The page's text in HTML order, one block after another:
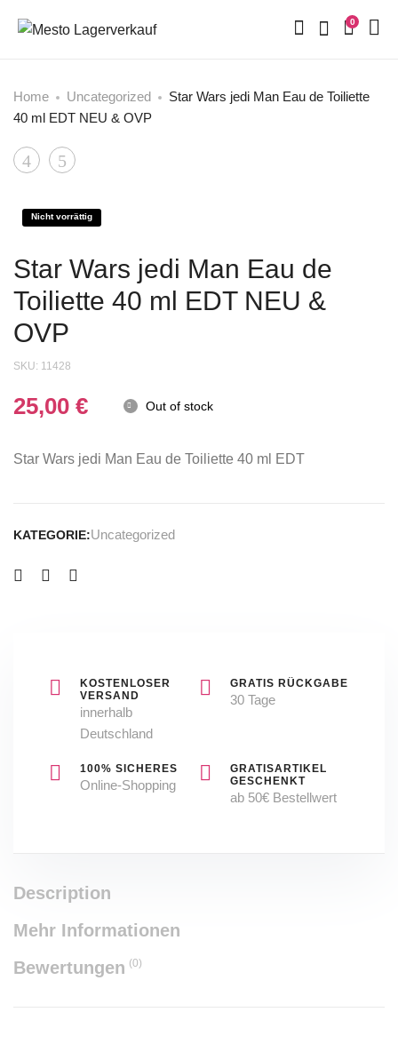
0
Home Uncategorized
Star Wars jedi Man Eau de Toiliette
40 ml EDT NEU & OVP
Product
Lolita
So
Eau
de
Parfum
für
Damen
30
Neu&OVP
Toni
A
Man
75
ml
Neu
&
Nicht vorrättig
Star Wars jedi Man Eau de
Toiliette 40 ml EDT NEU &
OVP
SKU: 11428
25,00 € Out of stock
Star Wars jedi Man Eau de Toiliette 40 ml EDT
KATEGORIE:Uncategorized
KOSTENLOSER
VERSAND
innerhalb
Deutschland
GRATIS RÜCKGABE
30 Tage
100% SICHERES
Online-Shopping
GRATISARTIKEL
GESCHENKT
ab 50€ Bestellwert
Description
Mehr Informationen
Bewertungen(0)